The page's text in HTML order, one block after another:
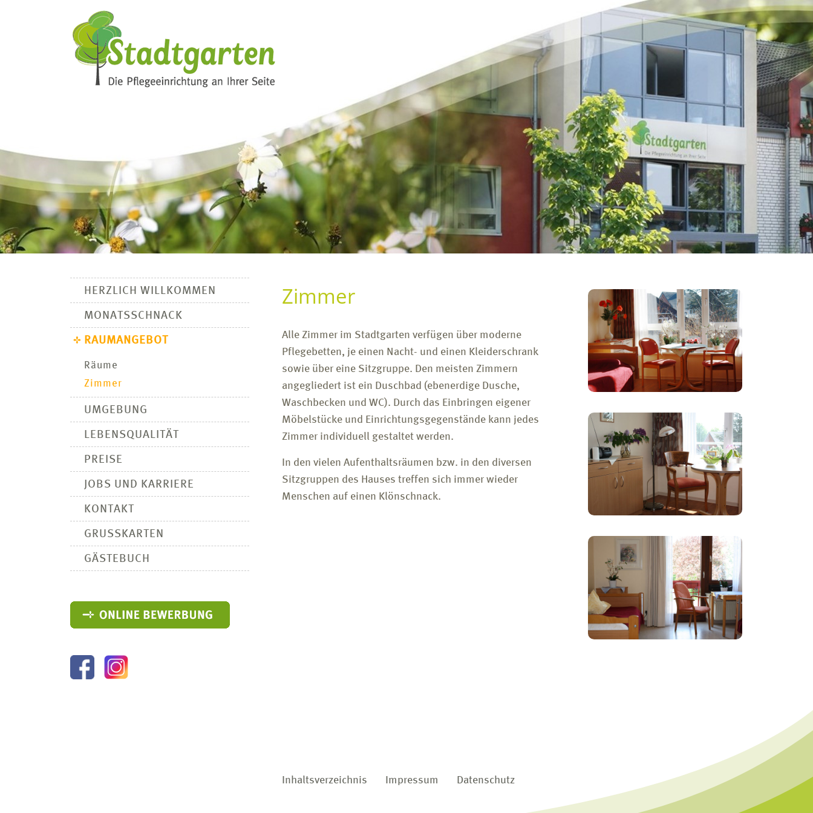
HERZLICH WILLKOMMEN
MONATSSCHNACK
RAUMANGEBOT
Räume
Zimmer
UMGEBUNG
LEBENSQUALITÄT
PREISE
JOBS UND KARRIERE
KONTAKT
GRUSSKARTEN
GÄSTEBUCH
Zimmer
Alle Zimmer im Stadtgarten verfügen über moderne
Pflegebetten, je einen Nacht- und einen Kleiderschrank
sowie über eine Sitzgruppe. Den meisten Zimmern
angegliedert ist ein Duschbad (ebenerdige Dusche,
Waschbecken und WC). Durch das Einbringen eigener
Möbelstücke und Einrichtungsgegenstände kann jedes
Zimmer individuell gestaltet werden.
In den vielen Aufenthaltsräumen bzw. in den diversen
Sitzgruppen des Hauses treffen sich immer wieder
Menschen auf einen Klönschnack.
Inhaltsverzeichnis Impressum Datenschutz